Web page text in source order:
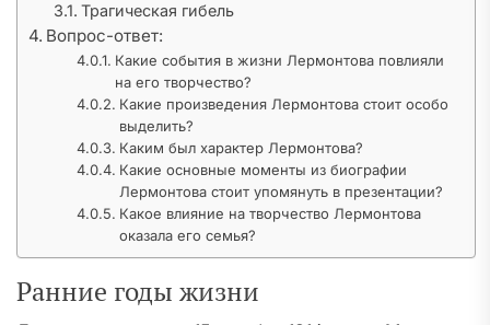
Трагическая гибель
Вопрос-ответ:
Какие события в жизни Лермонтова повлияли
на его творчество?
Какие произведения Лермонтова стоит особо
выделить?
Каким был характер Лермонтова?
Какие основные моменты из биографии
Лермонтова стоит упомянуть в презентации?
Какое влияние на творчество Лермонтова
оказала его семья?
Ранние годы жизни